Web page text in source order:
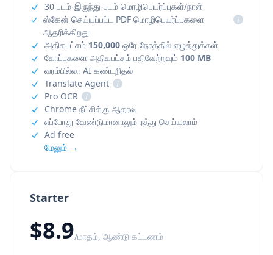
Starter
$8.9/மாதம், ஆண்டு கட்டணம்
30 படம்-இருந்து-படம் மொழிபெயர்ப்புகள்/நாள்
ஸ்கேன் செய்யப்பட்ட PDF மொழிபெயர்ப்புகளை
ஆதரிக்கிறது
i
அதிகபட்சம் 150,000 ஒரே நேரத்தில் எழுத்துக்கள்
கோப்புகளை அதிகபட்சம் பதிவேற்றவும் 100 MB
வரம்பில்லா AI கண்டறிதல்
Translate Agent
i
Pro OCR
i
Chrome நீட்சிக்கு ஆதரவு
எப்போது வேண்டுமானாலும் ரத்து செய்யலாம்
Ad free
மேலும் →